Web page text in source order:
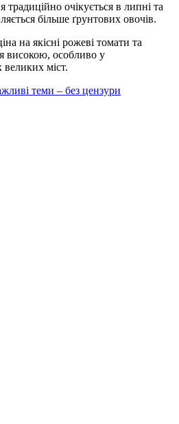
очікується в липні та
більше ґрунтових овочів.
на якісні рожеві томати та
високою, особливо у
великих міст.
теми – без цензури